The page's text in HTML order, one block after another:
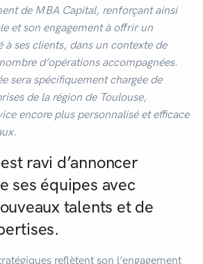
de MBA Capital, renforçant ainsi
et son engagement à offrir un
à ses clients, dans un contexte de
d’opérations accompagnées.
sera spécifiquement chargée de
de la région de Toulouse,
encore plus personnalisé et efficace
ravi d’annoncer
ses équipes avec
talents et de
reflètent son l’engagement